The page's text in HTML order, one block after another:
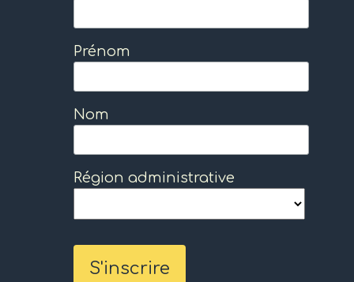
Prénom
Nom
Région administrative